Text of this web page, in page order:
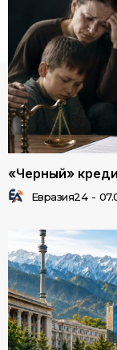
«Черный»
Евразия24 -